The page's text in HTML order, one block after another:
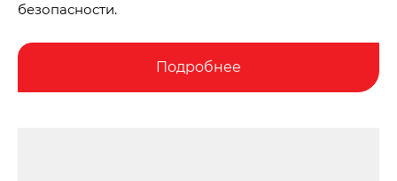
безопасности.
Подробнее